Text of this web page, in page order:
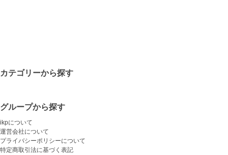
カテゴリーから探す
グループから探す
ikpについて
運営会社について
プライバシーポリシーについて
特定商取引法に基づく表記